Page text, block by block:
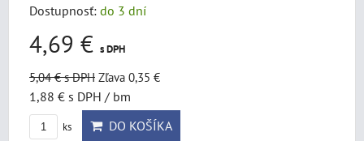
Dostupnosť: do 3 dní
4,69 € s DPH
5,04 €s DPH Zľava 0,35 €
1,88 € s DPH / bm
ks DO KOŠÍKA